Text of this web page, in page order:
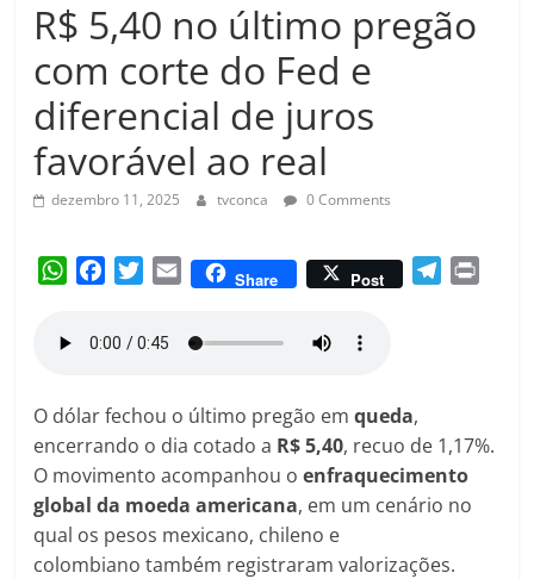
Amorim
R$ 5,40 no último pregão
com corte do Fed e
diferencial de juros
favorável ao real
dezembro 11, 2025 tvconca 0 Comments
W
A
p
p
e
o
o
k
t
e
r
E
Share Post
a
m
O dólar fechou o último pregão emqueda,
encerrando o dia cotado a R$ 5,40, recuo de 1,17%.
O movimento acompanhou oenfraquecimento
global da moeda americana, em um cenário no
qual os pesos mexicano, chileno e
colombiano também registraram valorizações.